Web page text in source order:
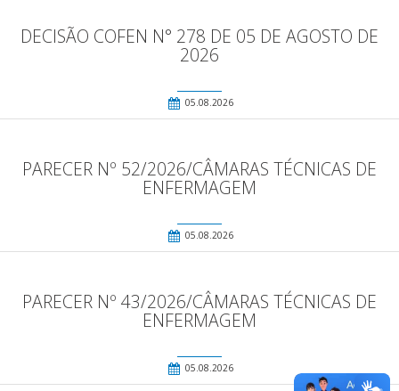
DECISÃO COFEN N° 278 DE 05 DE AGOSTO DE
2026
05.08.2026
PARECER Nº 52/2026/CÂMARAS TÉCNICAS DE
ENFERMAGEM
05.08.2026
PARECER Nº 43/2026/CÂMARAS TÉCNICAS DE
ENFERMAGEM
05.08.2026